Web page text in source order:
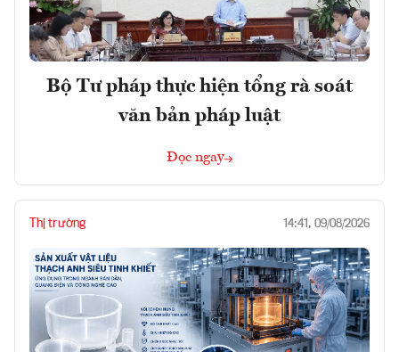
Bộ Tư pháp thực hiện tổng rà soát
văn bản pháp luật
Đọc ngay
Thị trường 14:41, 09/08/2026